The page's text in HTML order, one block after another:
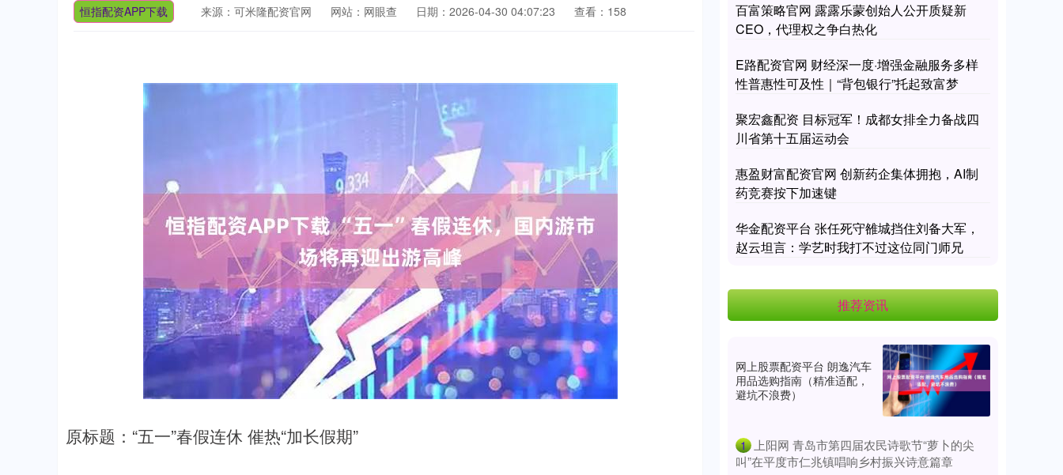
恒指配资APP下载 来源：可米隆配资官网 网站：网眼查 日期：2026-04-30 04:07:23 查看：158
原标题：“五一”春假连休 催热“加长假期”
百富策略官网 露露乐蒙创始人公开质疑新
CEO，代理权之争白热化
E路配资官网 财经深一度·增强金融服务多样
性普惠性可及性｜“背包银行”托起致富梦
聚宏鑫配资 目标冠军！成都女排全力备战四
川省第十五届运动会
惠盈财富配资官网 创新药企集体拥抱，AI制
药竞赛按下加速键
华金配资平台 张任死守雒城挡住刘备大军，
赵云坦言：学艺时我打不过这位同门师兄
推荐资讯
网上股票配资平台 朗逸汽车
用品选购指南（精准适配，
避坑不浪费）
1
​上阳网 青岛市第四届农民诗歌节“萝卜的尖
叫”在平度市仁兆镇唱响乡村振兴诗意篇章